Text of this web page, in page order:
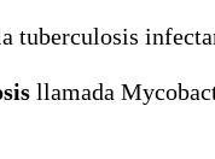
tuberculosis
llamada